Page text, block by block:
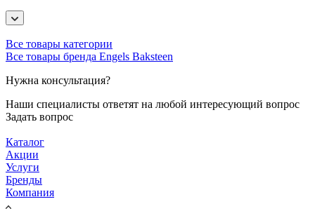
Все товары категории
Все товары бренда Engels Baksteen
Нужна консультация?
Наши специалисты ответят на любой интересующий вопрос
Задать вопрос
Каталог
Акции
Услуги
Бренды
Компания